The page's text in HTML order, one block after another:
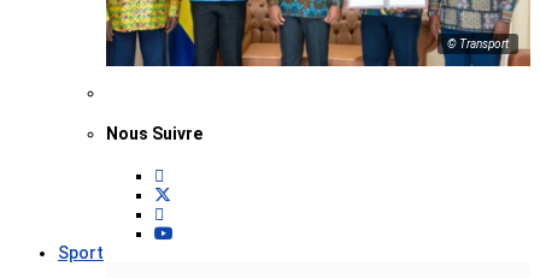
© Transport
Nous Suivre
Sport